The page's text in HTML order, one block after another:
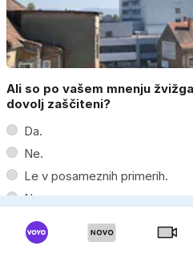
Ali so po vašem mnenju
dovolj zaščiteni?
Da.
Ne.
Le v posameznih primerih.
Ne vem.
Moški